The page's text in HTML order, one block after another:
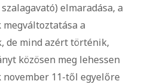
elmaradása, a
a
de mind azért történik,
közösen meg lehessen
11-től egyelőre